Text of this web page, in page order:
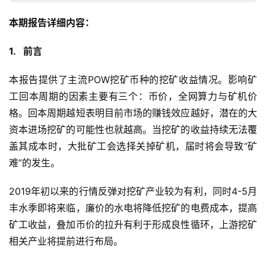
本期报告详细内容：
1. 前言
本报告提供了主流POW挖矿币种的挖矿收益情况。影响矿
工回本周期的因素主要有三个：币价，全网算力与矿机价
格。回本周期越短表明目前市场的赚钱效应越好，潜在的大
资本进场挖矿的可能性也就越高。当挖矿的收益持续无法覆
盖其成本时，大批矿工会选择关掉矿机，届时将会导致“矿
难”的发生。
2019年初以来的行情反弹对挖矿产业较为有利，同时4-5月
丰水季即将来临，廉价的水电将降低挖矿的电费成本，提高
矿工收益，叠加币价的拉升有利于形成良性循环，上游挖矿
相关产业将提前进行布局。